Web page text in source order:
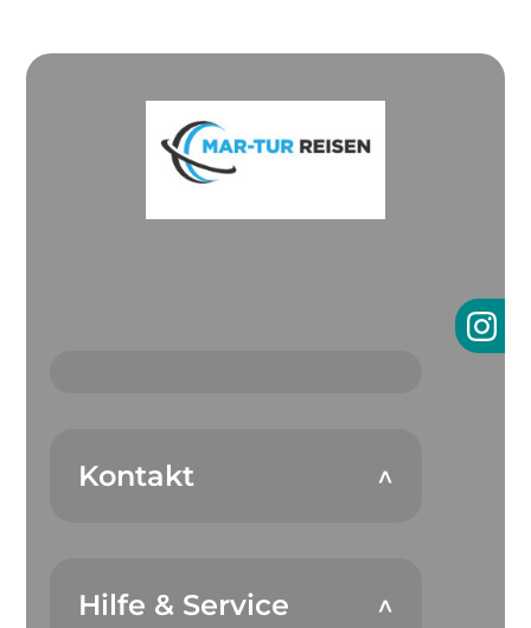
Kontakt
Hilfe & Service